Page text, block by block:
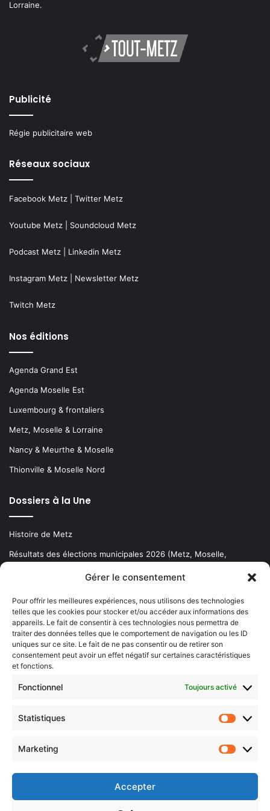
Gérer le consentement
Pour offrir les meilleures expériences, nous utilisons des technologies
telles que les cookies pour stocker et/ou accéder aux informations des
appareils. Le fait de consentir à ces technologies nous permettra de
traiter des données telles que le comportement de navigation ou les ID
uniques sur ce site. Le fait de ne pas consentir ou de retirer son
consentement peut avoir un effet négatif sur certaines caractéristiques
et fonctions.
Fonctionnel Toujours activé
Statistiques
Marketing
Accepter
Lorraine.
Publicité
Régie publicitaire web
Réseaux sociaux
Facebook Metz Twitter Metz
Youtube Metz Soundcloud Metz
Podcast Metz Linkedin Metz
Instagram Metz Newsletter Metz
Twitch Metz
Nos éditions
Agenda Grand Est
Agenda Moselle Est
Luxembourg & frontaliers
Metz, Moselle & Lorraine
Nancy & Meurthe & Moselle
Thionville & Moselle Nord
Dossiers à la Une
Histoire de Metz
Résultats des élections municipales 2026 (Metz, Moselle,
Newsletter gratuite
Choisissez : matin, soir ou hebdo ?
votre